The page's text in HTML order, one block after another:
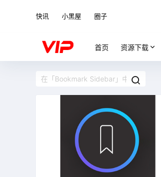
快讯 小黑屋 圈子
首页 资源下载